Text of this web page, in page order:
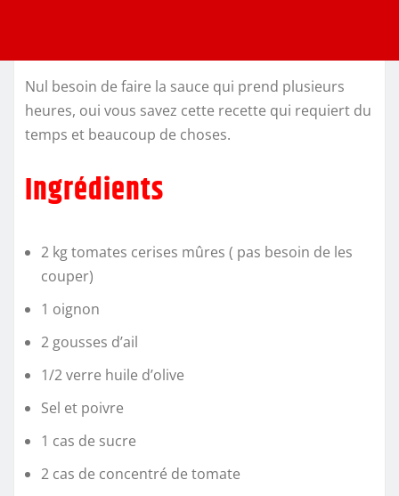
Nul besoin de faire la sauce qui prend plusieurs
heures, oui vous savez cette recette qui requiert du
temps et beaucoup de choses.
Ingrédients
2 kg tomates cerises mûres ( pas besoin de les
couper)
1 oignon
2 gousses d’ail
1/2 verre huile d’olive
Sel et poivre
1 cas de sucre
2 cas de concentré de tomate